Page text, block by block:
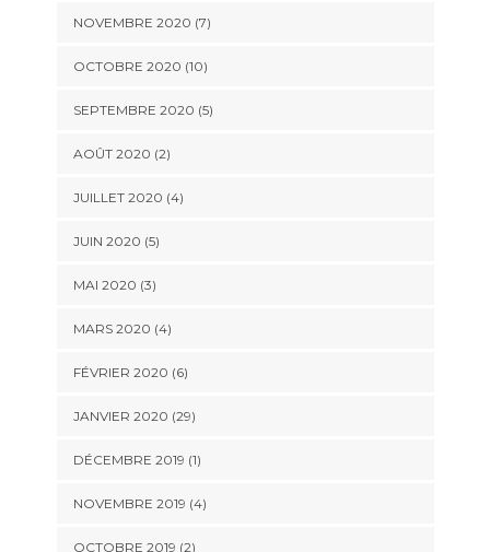
NOVEMBRE 2020 (7)
OCTOBRE 2020 (10)
SEPTEMBRE 2020 (5)
AOÛT 2020 (2)
JUILLET 2020 (4)
JUIN 2020 (5)
MAI 2020 (3)
MARS 2020 (4)
FÉVRIER 2020 (6)
JANVIER 2020 (29)
DÉCEMBRE 2019 (1)
NOVEMBRE 2019 (4)
OCTOBRE 2019 (2)